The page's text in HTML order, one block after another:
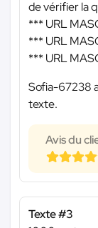
de vérifier la
*** URL
*** URL
*** URL
Sofia-67238
texte.
Avis du
Texte #3